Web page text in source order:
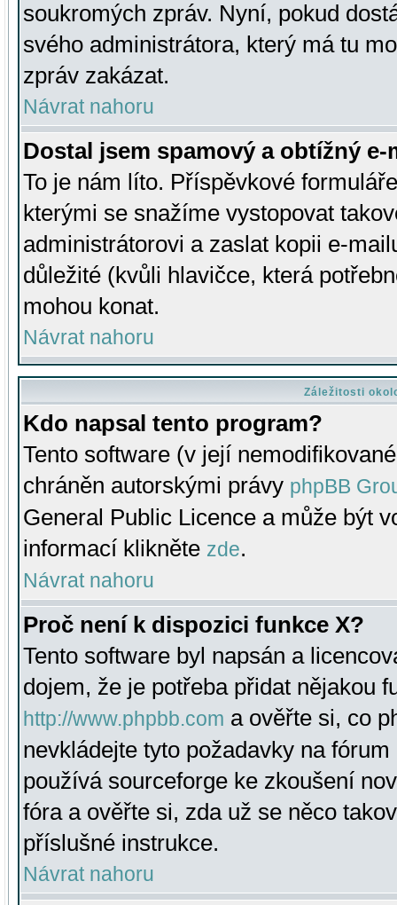
soukromých zpráv. Nyní, pokud
svého administrátora, který má tu
zpráv zakázat.
Návrat nahoru
Dostal jsem spamový a obtížný
To je nám líto. Příspěvkové
kterými se snažíme vystopovat
administrátorovi a zaslat kopii e-
důležité (kvůli hlavičce, která
mohou konat.
Návrat nahoru
Záležitosti
Kdo napsal tento program?
Tento software (v její
chráněn autorskými právy phpBB
General Public Licence a může být
informací klikněte zde.
Návrat nahoru
Proč není k dispozici funkce X?
Tento software byl napsán a
dojem, že je potřeba přidat nějakou
http://www.phpbb.com a ověřte si, co
nevkládejte tyto požadavky na
používá sourceforge ke zkoušení
fóra a ověřte si, zda už se něco
příslušné instrukce.
Návrat nahoru